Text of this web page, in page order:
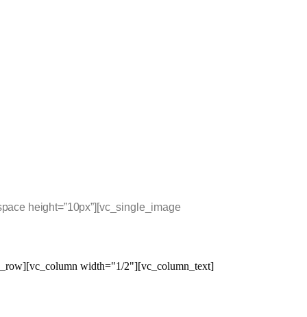
height=”10px”][vc_single_image
width="1/2"][vc_column_text]